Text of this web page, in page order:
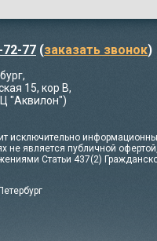
72-77 (заказать звонок)
15, кор В,
"Аквилон")
исключительно
не является публичной офертой,
Статьи 437(2)